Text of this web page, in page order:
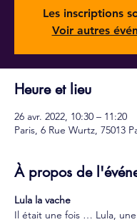
Les inscriptions
Voir autres
Heure et lieu
26 avr. 2022, 10:30 – 11:20
Paris, 6 Rue Wurtz, 75013
À propos de
Lula la vache
Il était une fois … Lula,